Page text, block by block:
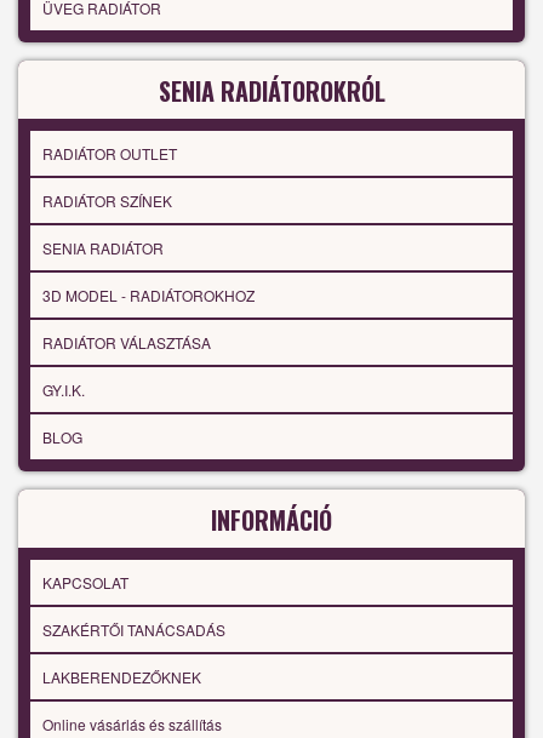
ÜVEG RADIÁTOR
SENIA RADIÁTOROKRÓL
RADIÁTOR OUTLET
RADIÁTOR SZÍNEK
SENIA RADIÁTOR
3D MODEL - RADIÁTOROKHOZ
RADIÁTOR VÁLASZTÁSA
GY.I.K.
BLOG
INFORMÁCIÓ
KAPCSOLAT
SZAKÉRTŐI TANÁCSADÁS
LAKBERENDEZŐKNEK
Online vásárlás és szállítás